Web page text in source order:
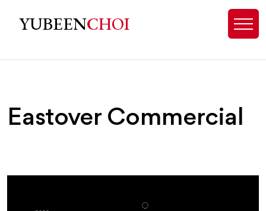
Eastover, NC Homes for Sale -
YUBEENCHOI
Eastover Commercial